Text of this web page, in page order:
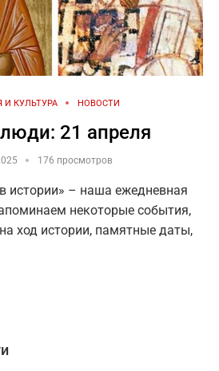
И КУЛЬТУРА НОВОСТИ
21 апреля
176 просмотров
истории» – наша ежедневная
некоторые события,
ход истории, памятные даты,